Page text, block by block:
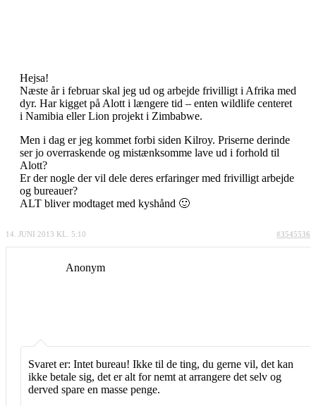
Hejsa!
Næste år i februar skal jeg ud og arbejde frivilligt i Afrika med
dyr. Har kigget på Alott i længere tid – enten wildlife centeret
i Namibia eller Lion projekt i Zimbabwe.
Men i dag er jeg kommet forbi siden Kilroy. Priserne derinde
ser jo overraskende og mistænksomme lave ud i forhold til
Alott?
Er der nogle der vil dele deres erfaringer med frivilligt arbejde
og bureauer?
ALT bliver modtaget med kyshånd 🙂
14. JUNI 2013 KL. 5:10 #3545536
Anonym
Svaret er: Intet bureau! Ikke til de ting, du gerne vil, det kan
ikke betale sig, det er alt for nemt at arrangere det selv og
derved spare en masse penge.